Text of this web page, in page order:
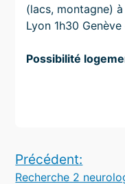
(lacs, montagne) à
Lyon 1h30
Possibilité
Navigation
Précédent:
Recherche 2